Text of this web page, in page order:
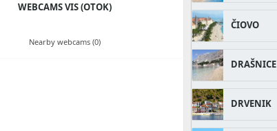
WEBCAMS VIS (OTOK)
Nearby webcams (0)
ČIOVO
DRAŠNICE
DRVENIK